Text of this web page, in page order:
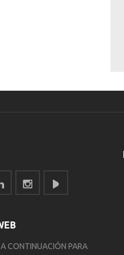
CONTINUACIÓN PARA